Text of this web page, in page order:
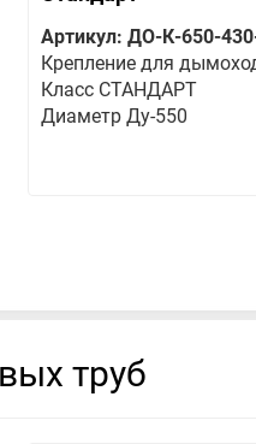
Артикул: ДО-К-650-
Крепление для
Класс СТАНДАРТ
Диаметр Ду-550
труб